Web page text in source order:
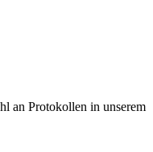
an Protokollen in unserem